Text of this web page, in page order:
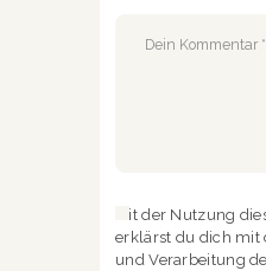
Mit der Nutzung
erklärst du dich mit
und Verarbeitung